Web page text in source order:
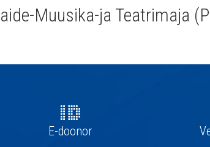
Muusika-ja Teatrimaja
E-doonor